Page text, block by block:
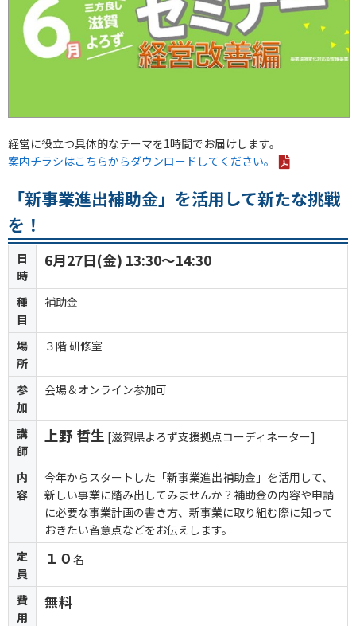
経営に役立つ具体的なテーマを1時間でお届けします。
案内チラシはこちらからダウンロードしてください。
「新事業進出補助金」を活用して新たな挑戦
を！
日
時
6月27日(金) 13:30～14:30
種
目
補助金
場
所
３階 研修室
参
加
会場＆オンライン参加可
講
師
上野 哲生 [滋賀県よろず支援拠点コーディネーター]
内
容
今年からスタートした「新事業進出補助金」を活用して、
新しい事業に踏み出してみませんか？補助金の内容や申請
に必要な事業計画の書き方、新事業に取り組む際に知って
おきたい留意点などをお伝えします。
定
員
１０ 名
費
用
無料